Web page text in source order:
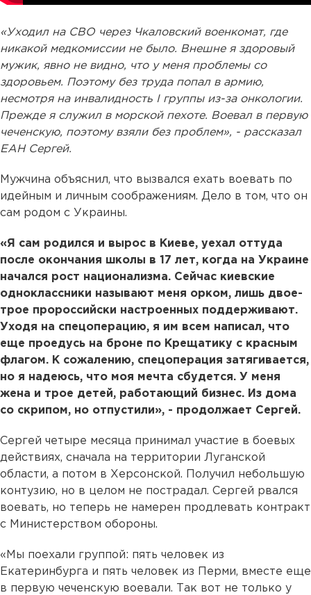
«Уходил на СВО через Чкаловский военкомат, где
никакой медкомиссии не было. Внешне я здоровый
мужик, явно не видно, что у меня проблемы со
здоровьем. Поэтому без труда попал в армию,
несмотря на инвалидность I группы из-за онкологии.
Прежде я служил в морской пехоте. Воевал в первую
чеченскую, поэтому взяли без проблем», - рассказал
ЕАН Сергей.
Мужчина объяснил, что вызвался ехать воевать по
идейным и личным соображениям. Дело в том, что он
сам родом с Украины.
«Я сам родился и вырос в Киеве, уехал оттуда
после окончания школы в 17 лет, когда на Украине
начался рост национализма. Сейчас киевские
одноклассники называют меня орком, лишь двое-
трое пророссийски настроенных поддерживают.
Уходя на спецоперацию, я им всем написал, что
еще проедусь на броне по Крещатику с красным
флагом. К сожалению, спецоперация затягивается,
но я надеюсь, что моя мечта сбудется. У меня
жена и трое детей, работающий бизнес. Из дома
со скрипом, но отпустили», - продолжает Сергей.
Сергей четыре месяца принимал участие в боевых
действиях, сначала на территории Луганской
области, а потом в Херсонской. Получил небольшую
контузию, но в целом не пострадал. Сергей рвался
воевать, но теперь не намерен продлевать контракт
с Министерством обороны.
«Мы поехали группой: пять человек из
Екатеринбурга и пять человек из Перми, вместе еще
в первую чеченскую воевали. Так вот не только у